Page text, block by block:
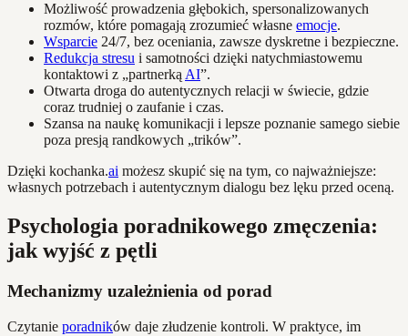
Możliwość prowadzenia głębokich, spersonalizowanych
rozmów, które pomagają zrozumieć własne emocje.
Wsparcie 24/7, bez oceniania, zawsze dyskretne i bezpieczne.
Redukcja stresu i samotności dzięki natychmiastowemu
kontaktowi z „partnerką AI”.
Otwarta droga do autentycznych relacji w świecie, gdzie
coraz trudniej o zaufanie i czas.
Szansa na naukę komunikacji i lepsze poznanie samego siebie
poza presją randkowych „trików”.
Dzięki kochanka.ai możesz skupić się na tym, co najważniejsze:
własnych potrzebach i autentycznym dialogu bez lęku przed oceną.
Psychologia poradnikowego zmęczenia:
jak wyjść z pętli
Mechanizmy uzależnienia od porad
Czytanie poradników daje złudzenie kontroli. W praktyce, im